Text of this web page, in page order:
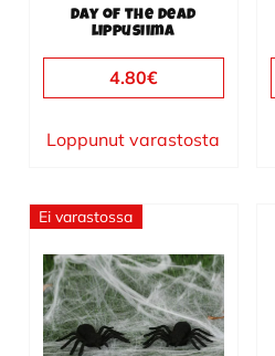
Day of the Dead
lippusiima
4.80€
Loppunut varastosta
Ei varastossa